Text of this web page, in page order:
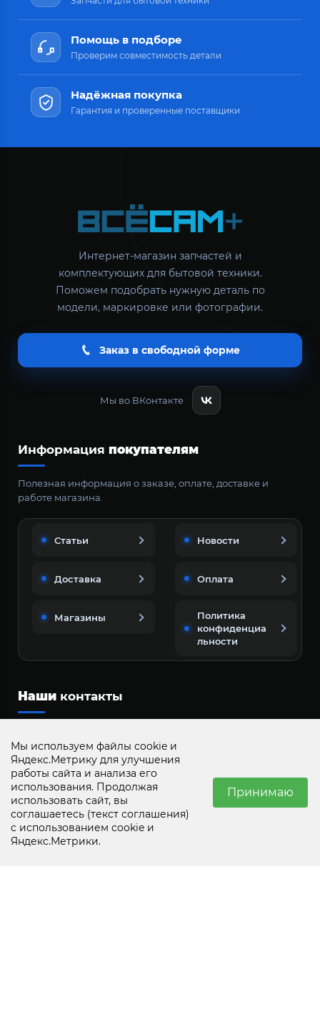
⌂ ♡
Помощь в подборе
Проверим совместимость детали
Надёжная покупка
Гарантия и проверенные поставщики
Интернет-магазин запчастей и
комплектующих для бытовой техники.
Поможем подобрать нужную деталь по
модели, маркировке или фотографии.
Заказ в свободной форме
Мы во ВКонтакте
Информация покупателям
Полезная информация о заказе, оплате, доставке и
работе магазина.
Статьи Новости
Доставка Оплата
Магазины
Политика
конфиденциа
льности
Наши контакты
Телефон магазина
8 800 1000 468
Электронная почта
info@vspochta.ru
Обработка интернет-заказов
Мы используем файлы cookie и
Яндекс.Метрику для улучшения
работы сайта и анализа его
использования. Продолжая
использовать сайт, вы
соглашаетесь (текст соглашения)
с использованием cookie и
Яндекс.Метрики.
Принимаю